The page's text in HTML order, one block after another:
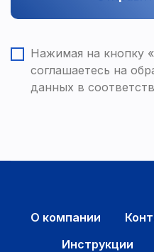
Нажимая на кнопку
соглашаетесь на
данных в
О компании
Инструкции